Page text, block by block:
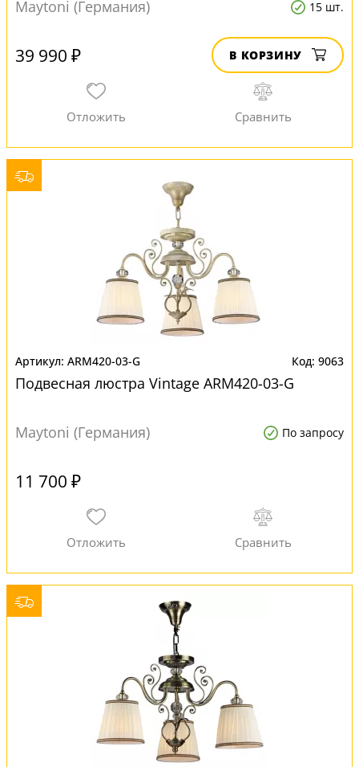
Maytoni (Германия) 15 шт.
39 990 ₽ В КОРЗИНУ
ARM420-03-G 9063
Подвесная люстра Vintage ARM420-03-G
Maytoni (Германия) По запросу
11 700 ₽